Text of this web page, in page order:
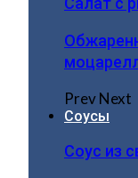
PrevNext
Соусы
Соус из